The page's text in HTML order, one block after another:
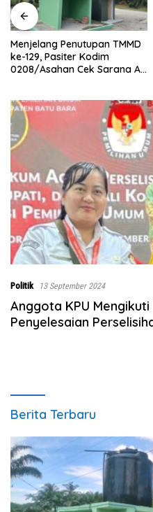
TMMD
Kodim
Sarana Air
Bupati Ajak
Perkuat
Rasulullah
Politik 13 September 2024
Anggota KPU
Penyelesaian
Berita Terbaru